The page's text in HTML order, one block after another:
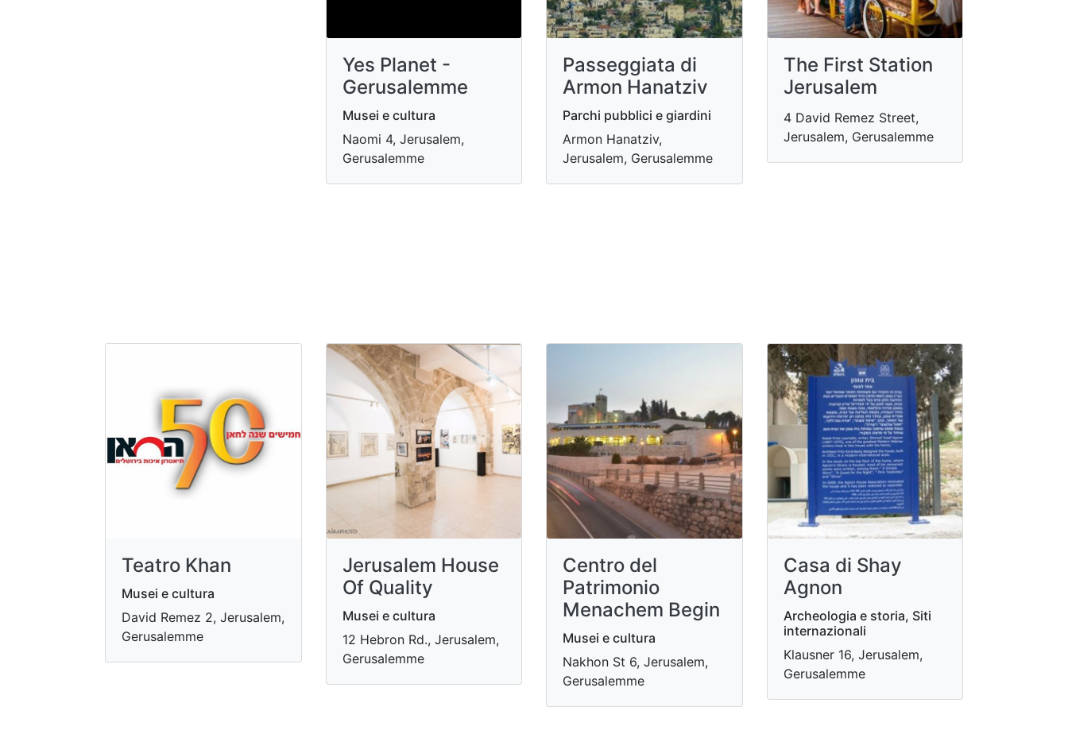
Yes Planet -
Gerusalemme
Musei e cultura
Naomi 4, Jerusalem,
Gerusalemme
Passeggiata di
Armon Hanatziv
Parchi pubblici e giardini
Armon Hanatziv,
Jerusalem, Gerusalemme
The First Station
Jerusalem
4 David Remez Street,
Jerusalem, Gerusalemme
Teatro Khan
Musei e cultura
David Remez 2, Jerusalem,
Gerusalemme
Jerusalem House
Of Quality
Musei e cultura
12 Hebron Rd., Jerusalem,
Gerusalemme
Centro del
Patrimonio
Menachem Begin
Musei e cultura
Nakhon St 6, Jerusalem,
Gerusalemme
Casa di Shay
Agnon
Archeologia e storia, Siti
internazionali
Klausner 16, Jerusalem,
Gerusalemme